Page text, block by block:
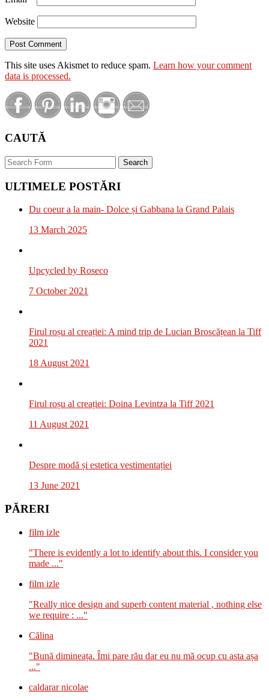
Website
This site uses Akismet to reduce spam. Learn how your comment
data is processed.
CAUTĂ
Search
ULTIMELE POSTĂRI
Du coeur a la main- Dolce și Gabbana la Grand Palais
13 March 2025
Upcycled by Roseco
7 October 2021
Firul roșu al creației: A mind trip de Lucian Broscățean la Tiff
2021
18 August 2021
Firul roșu al creației: Doina Levintza la Tiff 2021
11 August 2021
Despre modă și estetica vestimentației
13 June 2021
PĂRERI
film izle
"There is evidently a lot to identify about this. I consider you
made ..."
film izle
"Really nice design and superb content material , nothing else
we require : ..."
Călina
"Bună dimineața. Îmi pare rău dar eu nu mă ocup cu asta așa
..."
caldarar nicolae